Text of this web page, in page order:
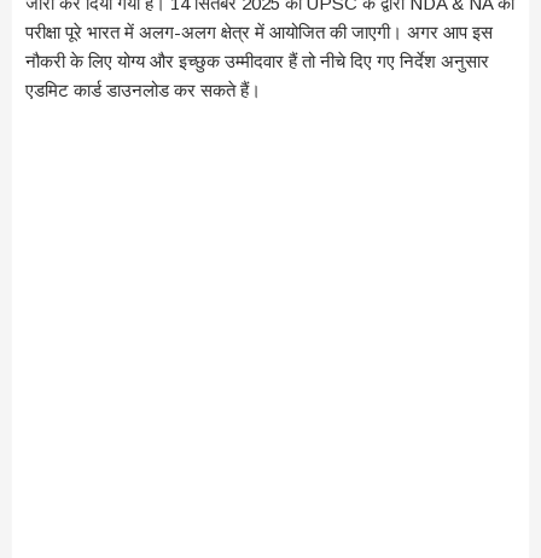
परीक्षा पूरे भारत में अलग-अलग क्षेत्र में आयोजित की जाएगी। अगर आप इस
नौकरी के लिए योग्य और इच्छुक उम्मीदवार हैं तो नीचे दिए गए निर्देश अनुसार
एडमिट कार्ड डाउनलोड कर सकते हैं।